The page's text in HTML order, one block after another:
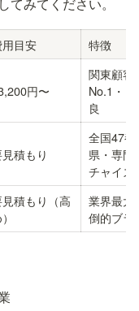
みてください。
用目安 特徴
円〜
関東顧客
No.1・
良
積もり
全国47都
県・専門
チャイズ
積もり（高
業界最大
倒的ブラ